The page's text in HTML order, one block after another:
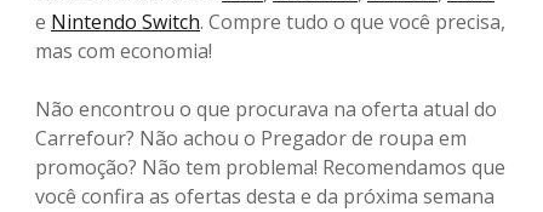
e Nintendo Switch. Compre tudo o que você precisa,
mas com economia!
Não encontrou o que procurava na oferta atual do
Carrefour? Não achou o Pregador de roupa em
promoção? Não tem problema! Recomendamos que
você confira as ofertas desta e da próxima semana